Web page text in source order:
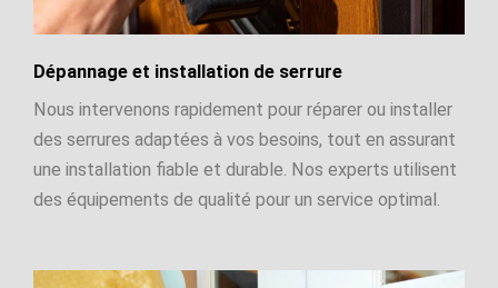
Dépannage et installation de serrure
Nous intervenons rapidement pour réparer ou installer
des serrures adaptées à vos besoins, tout en assurant
une installation fiable et durable. Nos experts utilisent
des équipements de qualité pour un service optimal.